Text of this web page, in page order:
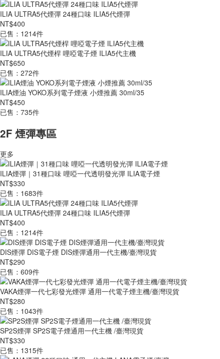
ILIA ULTRA5代煙彈 24種口味 ILIA5代煙彈
NT$400
已售：1214件
ILIA ULTRA5代煙桿 哩啞電子煙 ILIA5代主機
NT$650
已售：272件
ILIA煙油 YOKO系列電子煙液 小煙推薦 30ml/35
NT$450
已售：735件
2F 煙彈專區
更多
ILIA煙彈｜31種口味 哩啞一代透明發光彈 ILIA電子煙
NT$330
已售：1683件
ILIA ULTRA5代煙彈 24種口味 ILIA5代煙彈
NT$400
已售：1214件
DIS煙彈 DIS電子煙 DIS煙彈通用一代主機/臺灣現貨
NT$290
已售：609件
VAKA煙彈一代七彩發光煙彈 通用一代電子煙主機/臺灣現貨
NT$280
已售：1043件
SP2S煙彈 SP2S電子煙通用一代主機 /臺灣現貨
NT$330
已售：1315件